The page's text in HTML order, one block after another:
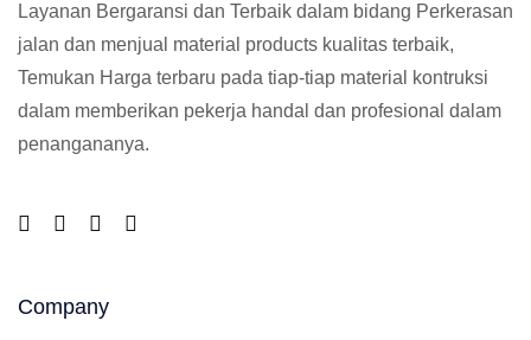
Layanan Bergaransi dan Terbaik dalam bidang Perkerasan
jalan dan menjual material products kualitas terbaik,
Temukan Harga terbaru pada tiap-tiap material kontruksi
dalam memberikan pekerja handal dan profesional dalam
penangananya.
Company